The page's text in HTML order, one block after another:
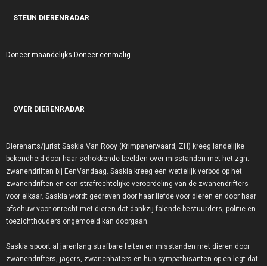
STEUN DIERENRADAR
Doneer maandelijks Doneer eenmalig
OVER DIERENRADAR
Dierenarts/jurist Saskia Van Rooy (Krimpenerwaard, ZH) kreeg landelijke
bekendheid door haar schokkende beelden over misstanden met het zgn.
zwanendriften bij EenVandaag. Saskia kreeg een wettelijk verbod op het
zwanendriften en een strafrechtelijke veroordeling van de zwanendrifters
voor elkaar. Saskia wordt gedreven door haar liefde voor dieren en door haar
afschuw voor onrecht met dieren dat dankzij falende bestuurders, politie en
toezichthouders ongemoeid kan doorgaan.
Saskia spoort al jarenlang strafbare feiten en misstanden met dieren door
zwanendrifters, jagers, zwanenhaters en hun sympathisanten op en legt dat